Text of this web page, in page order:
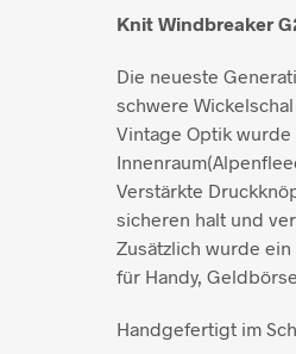
Knit Windbreaker
Die neueste
schwere
Vintage Optik
Verstärkte
sicheren halt und
Zusätzlich wurde
für Handy,
Handgefertigt im